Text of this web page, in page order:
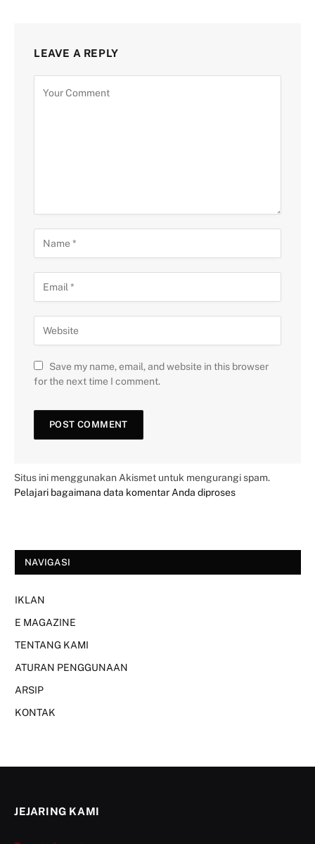
LEAVE A REPLY
Save my name, email, and website in this browser
for the next time I comment.
Situs ini menggunakan Akismet untuk mengurangi spam.
Pelajari bagaimana data komentar Anda diproses
NAVIGASI
IKLAN
E MAGAZINE
TENTANG KAMI
ATURAN PENGGUNAAN
ARSIP
KONTAK
JEJARING KAMI